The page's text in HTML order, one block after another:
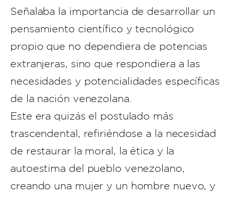
Señalaba la importancia de desarrollar un
pensamiento científico y tecnológico
propio que no dependiera de potencias
extranjeras, sino que respondiera a las
necesidades y potencialidades específicas
de la nación venezolana.
Este era quizás el postulado más
trascendental, refiriéndose a la necesidad
de restaurar la moral, la ética y la
autoestima del pueblo venezolano,
creando una mujer y un hombre nuevo, y